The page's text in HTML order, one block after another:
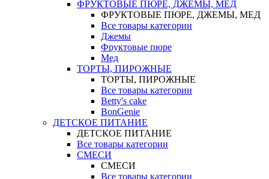
ФРУКТОВЫЕ ПЮРЕ, ДЖЕМЫ, МЕД
ФРУКТОВЫЕ ПЮРЕ, ДЖЕМЫ, МЕД
Все товары категории
Джемы
Фруктовые пюре
Мед
ТОРТЫ, ПИРОЖНЫЕ
ТОРТЫ, ПИРОЖНЫЕ
Все товары категории
Betty's cake
BonGenie
ДЕТСКОЕ ПИТАНИЕ
ДЕТСКОЕ ПИТАНИЕ
Все товары категории
СМЕСИ
СМЕСИ
Все товары категории